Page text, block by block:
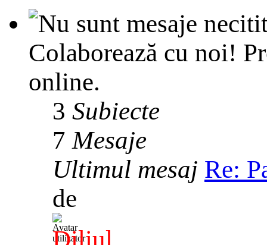
Colaborează cu noi!
online.
3 Subiecte
7Mesaje
Ultimul mesaj Re:
de